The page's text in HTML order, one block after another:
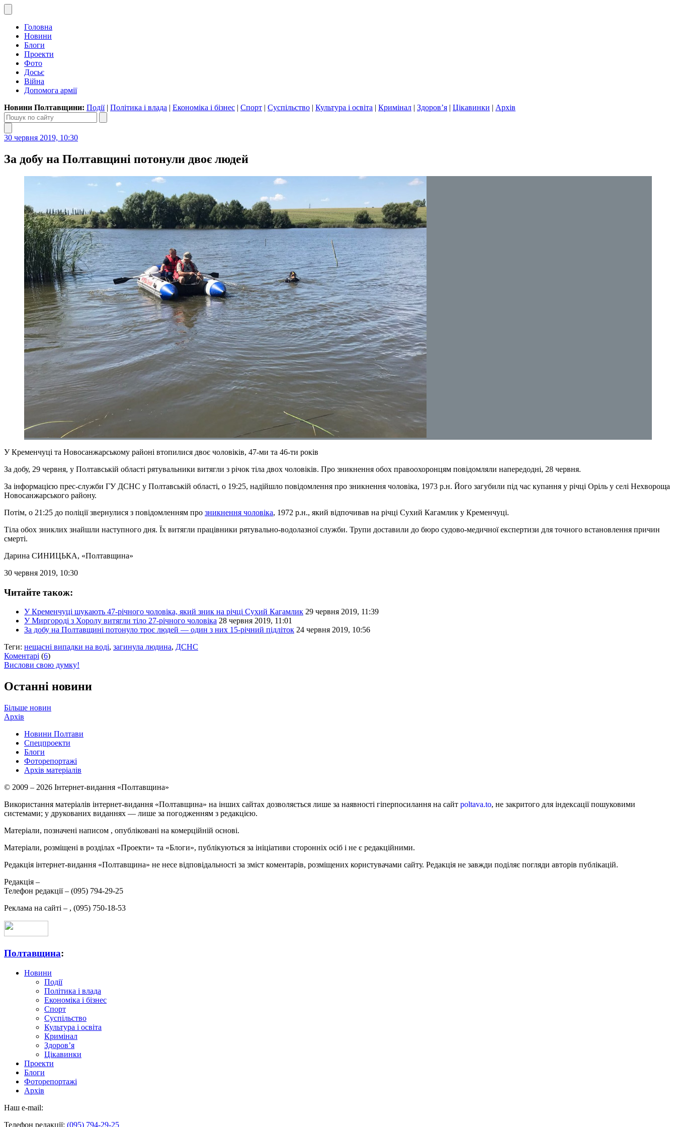
Головна
Новини
Блоги
Проекти
Фото
Досьє
Війна
Допомога армії
Новини Полтавщини: Події| Політика і влада | Економіка і бізнес | Спорт | Суспільство | Культура і освіта | Кримінал | Здоров’я | Цікавинки | Архів
30 червня 2019, 10:30
За добу на Полтавщині потонули двоє людей
У Кременчуці та Новосанжарському районі втопилися двоє чоловіків, 47-ми та 46-ти років
За добу, 29 червня, у Полтавській області рятувальники витягли з річок тіла двох чоловіків. Про зникнення обох правоохоронцям повідомляли напередодні, 28 червня.
За інформацією прес-служби ГУ ДСНС у Полтавській області, о 19:25, надійшло повідомлення про зникнення чоловіка, 1973 р.н. Його загубили під час купання у річці Оріль у селі Нехвороща
Новосанжарського району.
Потім, о 21:25 до поліції звернулися з повідомленням про зникнення чоловіка, 1972 р.н., який відпочивав на річці Сухий Кагамлик у Кременчуці.
Тіла обох зниклих знайшли наступного дня. Їх витягли працівники рятувально-водолазної служби. Трупи доставили до бюро судово-медичної експертизи для точного встановлення причин
смерті.
Дарина СИНИЦЬКА, «Полтавщина»
30 червня 2019, 10:30
Читайте також:
У Кременчуці шукають 47-річного чоловіка, який зник на річці Сухий Кагамлик 29 червня 2019, 11:39
У Миргороді з Хоролу витягли тіло 27-річного чоловіка 28 червня 2019, 11:01
За добу на Полтавщині потонуло троє людей — один з них 15-річний підліток 24 червня 2019, 10:56
Теги: нещасні випадки на воді, загинула людина, ДСНС
Коментарі (6)
Вислови свою думку!
Останні новини
Більше новин
Архів
Новини Полтави
Спецпроекти
Блоги
Фоторепортажі
Архів матеріалів
© 2009 – 2026 Інтернет-видання «Полтавщина»
Використання матеріалів інтернет-видання «Полтавщина» на інших сайтах дозволяється лише за наявності гіперпосилання на сайт poltava.to, не закритого для індексації пошуковими
системами; у друкованих виданнях — лише за погодженням з редакцією.
Матеріали, позначені написом , опубліковані на комерційній основі.
Матеріали, розміщені в розділах «Проекти» та «Блоги», публікуються за ініціативи сторонніх осіб і не є редакційними.
Редакція інтернет-видання «Полтавщина» не несе відповідальності за зміст коментарів, розміщених користувачами сайту. Редакція не завжди поділяє погляди авторів публікацій.
Редакція –
Телефон редакції – (095) 794-29-25
Реклама на сайті – , (095) 750-18-53
Полтавщина:
Новини
Події
Політика і влада
Економіка і бізнес
Спорт
Суспільство
Культура і освіта
Кримінал
Здоров’я
Цікавинки
Проекти
Блоги
Фоторепортажі
Архів
Наш e-mail:
Телефон редакції: (095) 794-29-25